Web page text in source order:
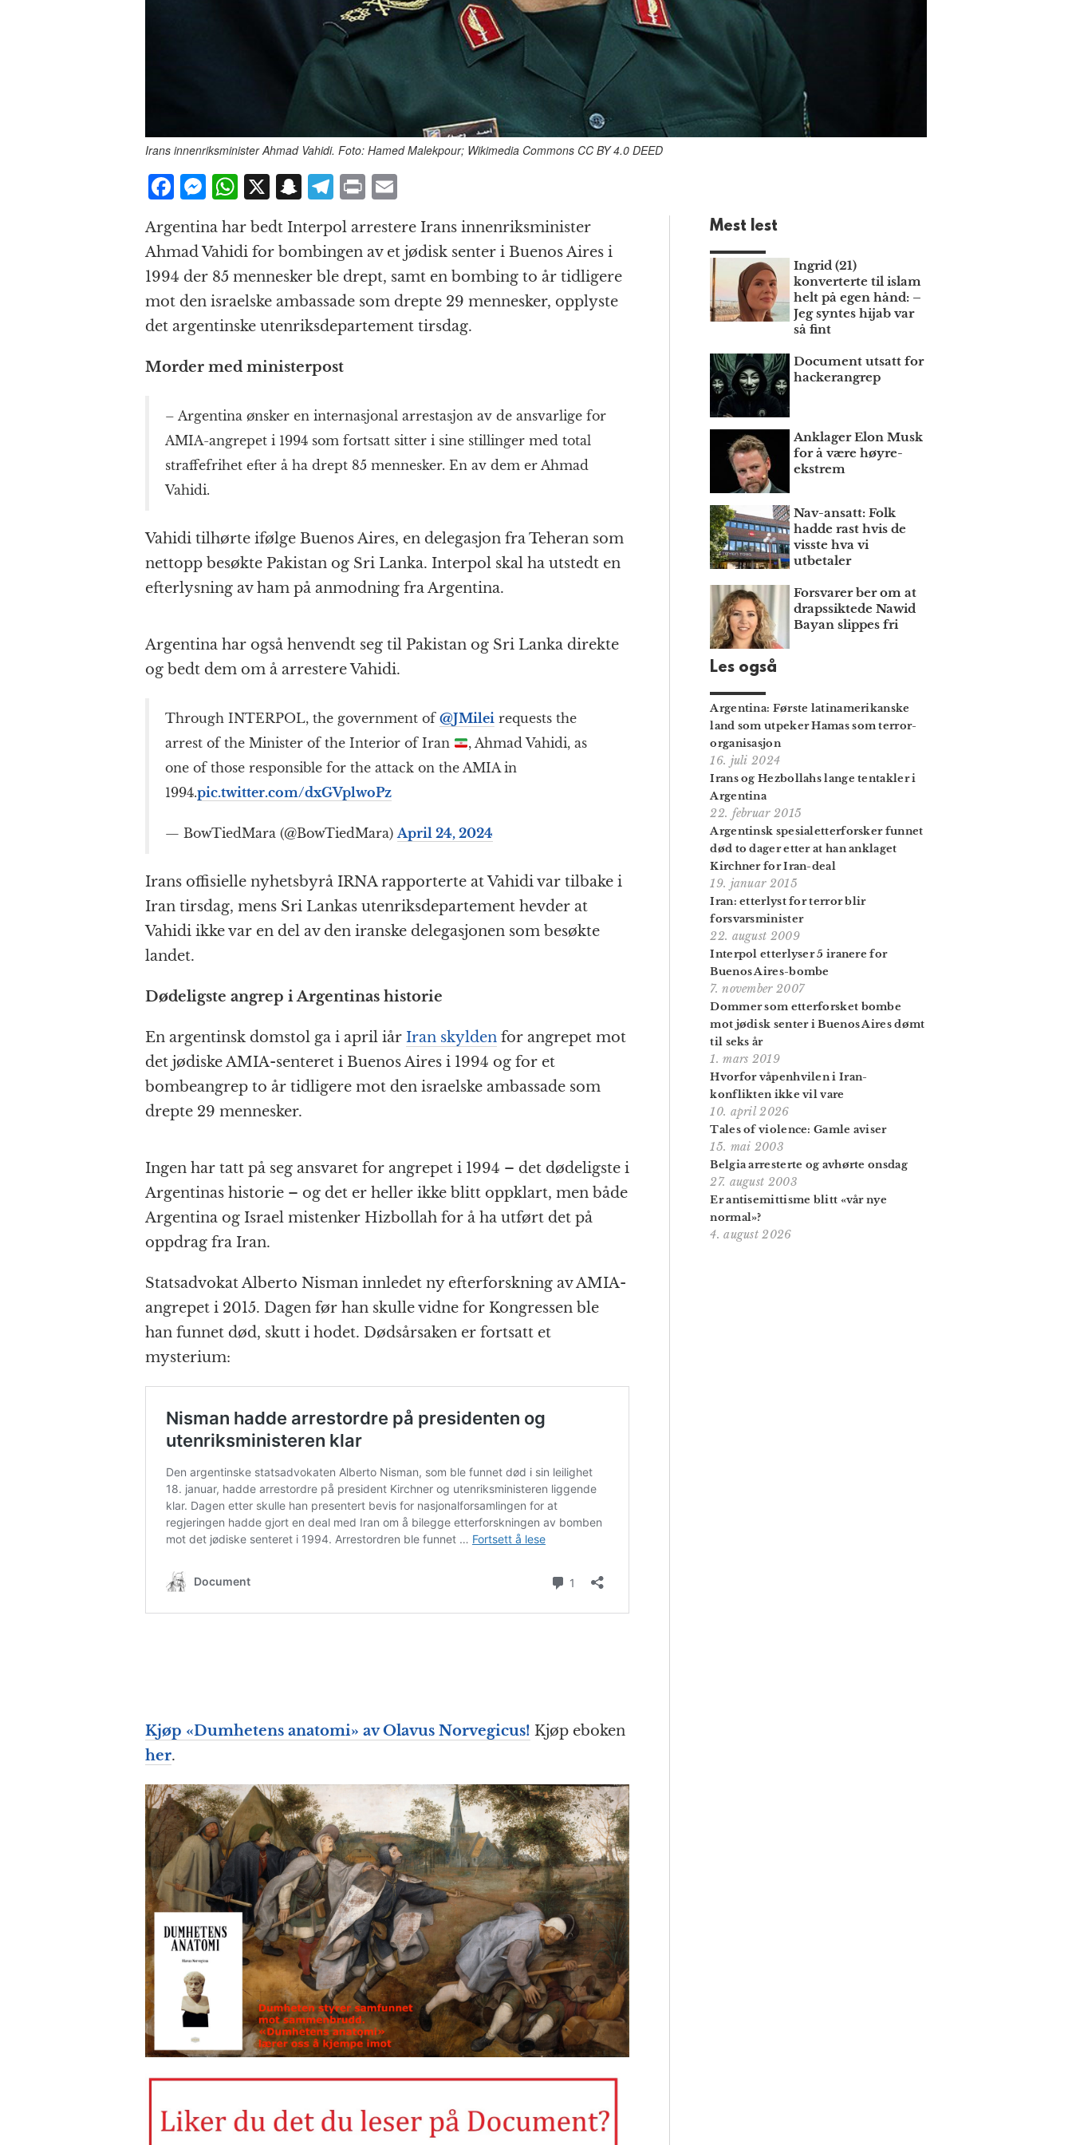
Irans innenriksminister Ahmad Vahidi. Foto: Hamed Malekpour; Wikimedia Commons CC BY 4.0 DEED
F
c
e
b
o
o
k
M
ss
e
n
g
e
r
W
h
at
s
A
p
p
X S
a
p
c
h
at
T
el
e
g
r
a
m
P
n
t
m
ai
l
Argentina har bedt Interpol arrestere Irans innenriksminister
Ahmad Vahidi for bombingen av et jødisk senter i Buenos Aires i
1994 der 85 mennesker ble drept, samt en bombing to år tidligere
mot den israelske ambassade som drepte 29 mennesker, opplyste
det argentinske utenriksdepartement tirsdag.
Morder med ministerpost
– Argentina ønsker en internasjonal arrestasjon av de ansvarlige for
AMIA-angrepet i 1994 som fortsatt sitter i sine stillinger med total
straffefrihet efter å ha drept 85 mennesker. En av dem er Ahmad
Vahidi.
Vahidi tilhørte ifølge Buenos Aires, en delegasjon fra Teheran som
nettopp besøkte Pakistan og Sri Lanka. Interpol skal ha utstedt en
efterlysning av ham på anmodning fra Argentina.
Argentina har også henvendt seg til Pakistan og Sri Lanka direkte
og bedt dem om å arrestere Vahidi.
Through INTERPOL, the government of @JMilei requests the
arrest of the Minister of the Interior of Iran
, Ahmad Vahidi, as
one of those responsible for the attack on the AMIA in
1994.pic.twitter.com/dxGVplwoPz
— BowTiedMara (@BowTiedMara)April 24, 2024
Irans offisielle nyhetsbyrå IRNA rapporterte at Vahidi var tilbake i
Iran tirsdag, mens Sri Lankas utenriksdepartement hevder at
Vahidi ikke var en del av den iranske delegasjonen som besøkte
landet.
Dødeligste angrep i Argentinas historie
En argentinsk domstol ga i april iår Iran skylden for angrepet mot
det jødiske AMIA-senteret i Buenos Aires i 1994 og for et
bombeangrep to år tidligere mot den israelske ambassade som
drepte 29 mennesker.
Ingen har tatt på seg ansvaret for angrepet i 1994 – det dødeligste i
Argentinas historie – og det er heller ikke blitt oppklart, men både
Argentina og Israel mistenker Hizbollah for å ha utført det på
oppdrag fra Iran.
Statsadvokat Alberto Nisman innledet ny efterforskning av AMIA-
angrepet i 2015. Dagen før han skulle vidne for Kongressen ble
han funnet død, skutt i hodet. Dødsårsaken er fortsatt et
mysterium:
Kjøp «Dumhetens anatomi» av Olavus Norvegicus! Kjøp eboken
her.
Mest lest
Ingrid (21)
konverterte til islam
helt på egen hånd: –
Jeg syntes hijab var
så fint
Document utsatt for
hackerangrep
Anklager Elon Musk
for å være høyre­
ekstrem
Nav-ansatt: Folk
hadde rast hvis de
visste hva vi
utbetaler
Forsvarer ber om at
draps­siktede Nawid
Bayan slippes fri
Les også
Argentina: Første latin­amerikanske
land som utpeker Hamas som terror­
organisasjon
16. juli 2024
Irans og Hezbollahs lange tentakler i
Argentina
22. februar 2015
Argentinsk spesialetterforsker funnet
død to dager etter at han anklaget
Kirchner for Iran-deal
19. januar 2015
Iran: etterlyst for terror blir
forsvarsminister
22. august 2009
Interpol etterlyser 5 iranere for
Buenos Aires-bombe
7. november 2007
Dommer som etterforsket bombe
mot jødisk senter i Buenos Aires dømt
til seks år
1. mars 2019
Hvorfor våpenhvilen i Iran-
konflikten ikke vil vare
10. april 2026
Tales of violence: Gamle aviser
15. mai 2003
Belgia arresterte og avhørte onsdag
27. august 2003
Er antisemittisme blitt «vår nye
normal»?
4. august 2026